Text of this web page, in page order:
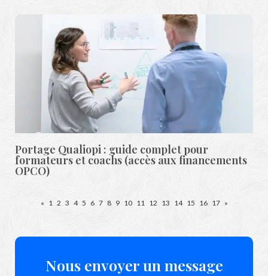
Portage Qualiopi : guide complet pour
formateurs et coachs (accès aux financements
OPCO)
« 1 2 3 4 5 6 7 8 9 10 11 12 13 14 15 16 17 »
Nous envoyer un message